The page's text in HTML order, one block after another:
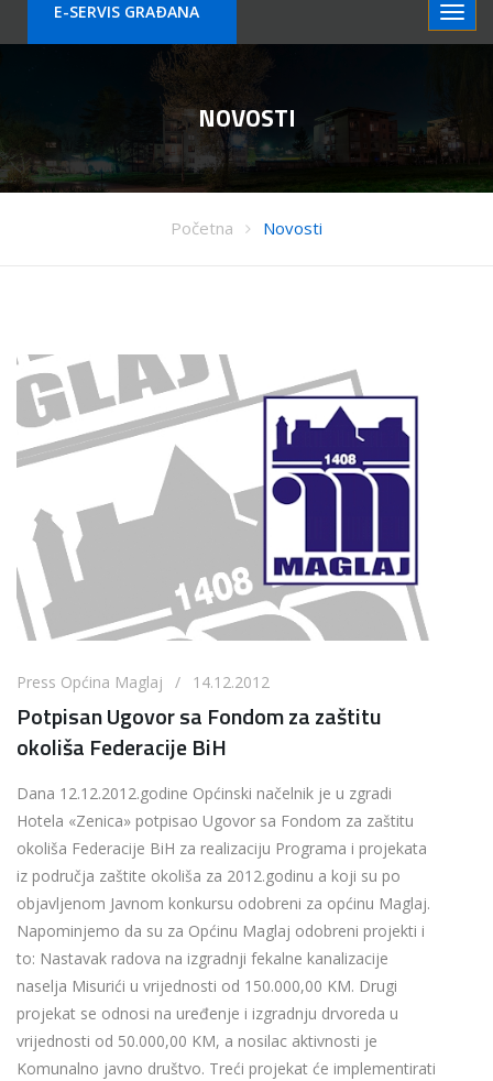
E-SERVIS GRAÐANA
NOVOSTI
Početna Novosti
Press Općina Maglaj / 14.12.2012
Potpisan Ugovor sa Fondom za zaštitu
okoliša Federacije BiH
Dana 12.12.2012.godine Općinski načelnik je u zgradi
Hotela «Zenica» potpisao Ugovor sa Fondom za zaštitu
okoliša Federacije BiH za realizaciju Programa i projekata
iz područja zaštite okoliša za 2012.godinu a koji su po
objavljenom Javnom konkursu odobreni za općinu Maglaj.
Napominjemo da su za Općinu Maglaj odobreni projekti i
to: Nastavak radova na izgradnji fekalne kanalizacije
naselja Misurići u vrijednosti od 150.000,00 KM. Drugi
projekat se odnosi na uređenje i izgradnju drvoreda u
vrijednosti od 50.000,00 KM, a nosilac aktivnosti je
Komunalno javno društvo. Treći projekat će implementirati